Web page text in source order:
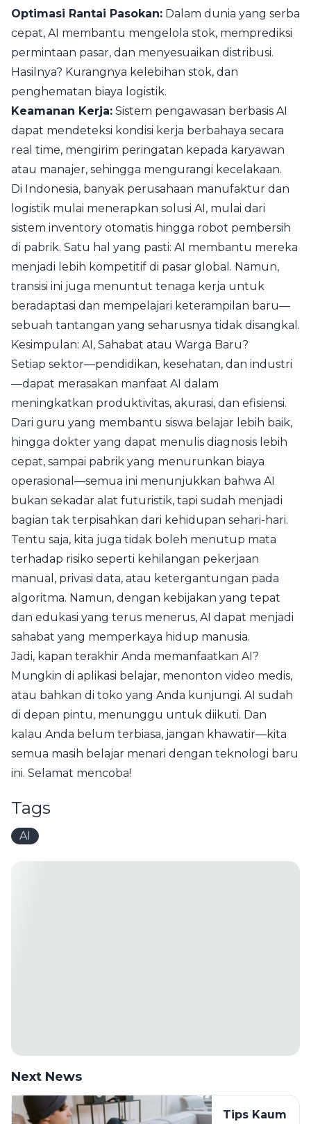
Optimasi Rantai Pasokan: Dalam dunia yang serba
cepat, AI membantu mengelola stok, memprediksi
permintaan pasar, dan menyesuaikan distribusi.
Hasilnya? Kurangnya kelebihan stok, dan
penghematan biaya logistik.
Keamanan Kerja: Sistem pengawasan berbasis AI
dapat mendeteksi kondisi kerja berbahaya secara
real time, mengirim peringatan kepada karyawan
atau manajer, sehingga mengurangi kecelakaan.
Di Indonesia, banyak perusahaan manufaktur dan
logistik mulai menerapkan solusi AI, mulai dari
sistem inventory otomatis hingga robot pembersih
di pabrik. Satu hal yang pasti: AI membantu mereka
menjadi lebih kompetitif di pasar global. Namun,
transisi ini juga menuntut tenaga kerja untuk
beradaptasi dan mempelajari keterampilan baru—
sebuah tantangan yang seharusnya tidak disangkal.
Kesimpulan: AI, Sahabat atau Warga Baru?
Setiap sektor—pendidikan, kesehatan, dan industri
—dapat merasakan manfaat AI dalam
meningkatkan produktivitas, akurasi, dan efisiensi.
Dari guru yang membantu siswa belajar lebih baik,
hingga dokter yang dapat menulis diagnosis lebih
cepat, sampai pabrik yang menurunkan biaya
operasional—semua ini menunjukkan bahwa AI
bukan sekadar alat futuristik, tapi sudah menjadi
bagian tak terpisahkan dari kehidupan sehari-hari.
Tentu saja, kita juga tidak boleh menutup mata
terhadap risiko seperti kehilangan pekerjaan
manual, privasi data, atau ketergantungan pada
algoritma. Namun, dengan kebijakan yang tepat
dan edukasi yang terus menerus, AI dapat menjadi
sahabat yang memperkaya hidup manusia.
Jadi, kapan terakhir Anda memanfaatkan AI?
Mungkin di aplikasi belajar, menonton video medis,
atau bahkan di toko yang Anda kunjungi. AI sudah
di depan pintu, menunggu untuk diikuti. Dan
kalau Anda belum terbiasa, jangan khawatir—kita
semua masih belajar menari dengan teknologi baru
ini. Selamat mencoba!
Tags
AI
Next News
Tips Kaum